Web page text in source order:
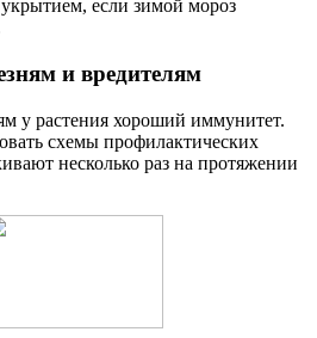
если зимой мороз
и вредителям
у растения хороший иммунитет.
схемы профилактических
несколько раз на протяжении